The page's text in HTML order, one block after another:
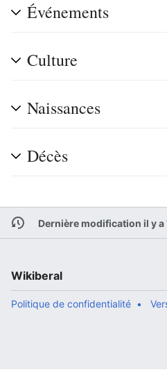
Événements
Culture
Naissances
Décès
Dernière modification il y a
Wikiberal
Politique de confidentialité